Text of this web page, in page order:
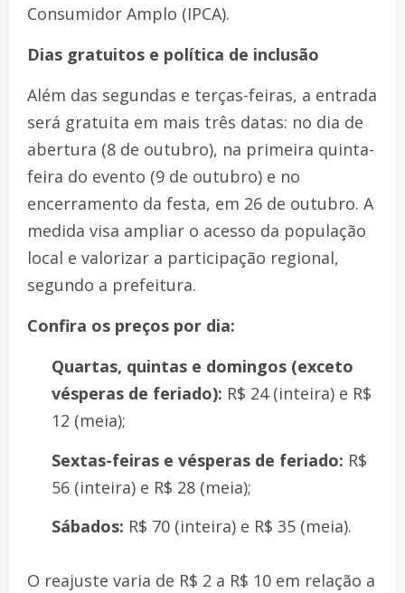
Consumidor Amplo (IPCA).
Dias gratuitos e política de inclusão
Além das segundas e terças-feiras, a entrada
será gratuita em mais três datas: no dia de
abertura (8 de outubro), na primeira quinta-
feira do evento (9 de outubro) e no
encerramento da festa, em 26 de outubro. A
medida visa ampliar o acesso da população
local e valorizar a participação regional,
segundo a prefeitura.
Confira os preços por dia:
Quartas, quintas e domingos (exceto
vésperas de feriado): R$ 24 (inteira) e R$
12 (meia);
Sextas-feiras e vésperas de feriado: R$
56 (inteira) e R$ 28 (meia);
Sábados: R$ 70 (inteira) e R$ 35 (meia).
O reajuste varia de R$ 2 a R$ 10 em relação a